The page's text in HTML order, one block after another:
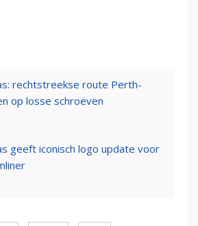
rechtstreekse route Perth-
op losse schroeven
geeft iconisch logo update voor